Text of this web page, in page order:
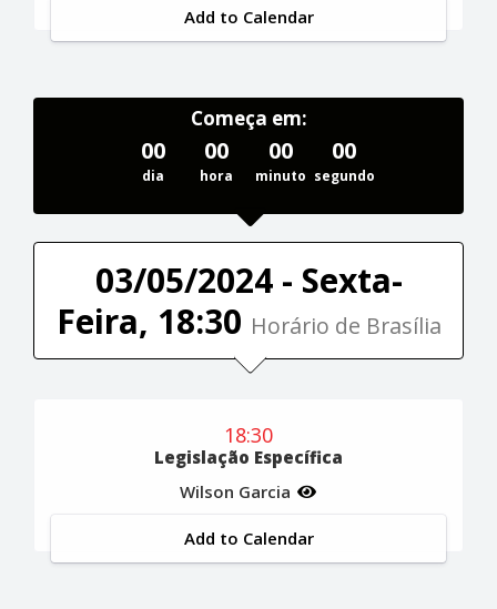
Add to Calendar
Começa em:
00
dia
00
hora
00
minuto
00
segundo
03/05/2024 - Sexta-
Feira, 18:30 Horário de Brasília
18:30
Legislação Específica
Wilson Garcia
Add to Calendar